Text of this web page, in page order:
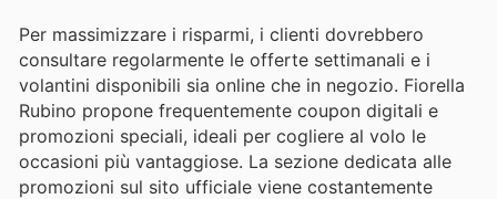
Per massimizzare i risparmi, i clienti dovrebbero
consultare regolarmente le offerte settimanali e i
volantini disponibili sia online che in negozio. Fiorella
Rubino propone frequentemente coupon digitali e
promozioni speciali, ideali per cogliere al volo le
occasioni più vantaggiose. La sezione dedicata alle
promozioni sul sito ufficiale viene costantemente